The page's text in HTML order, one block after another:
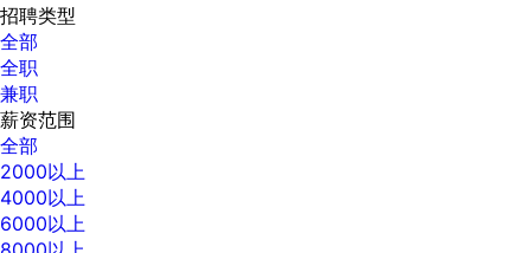
招聘类型
全部
全职
兼职
薪资范围
全部
2000以上
4000以上
6000以上